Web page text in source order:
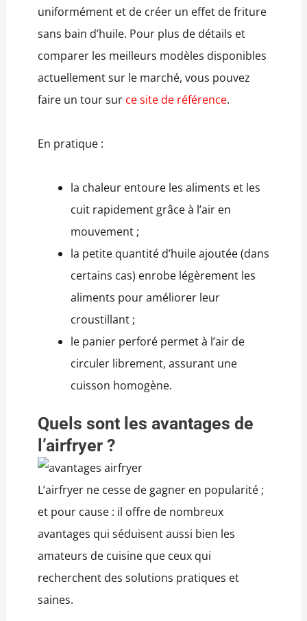
uniformément et de créer un effet de friture
sans bain d’huile. Pour plus de détails et
comparer les meilleurs modèles disponibles
actuellement sur le marché, vous pouvez
faire un tour sur ce site de référence.
En pratique :
la chaleur entoure les aliments et les
cuit rapidement grâce à l’air en
mouvement ;
la petite quantité d’huile ajoutée (dans
certains cas) enrobe légèrement les
aliments pour améliorer leur
croustillant ;
le panier perforé permet à l’air de
circuler librement, assurant une
cuisson homogène.
Quels sont les avantages de
l’airfryer ?
L’airfryer ne cesse de gagner en popularité ;
et pour cause : il offre de nombreux
avantages qui séduisent aussi bien les
amateurs de cuisine que ceux qui
recherchent des solutions pratiques et
saines.